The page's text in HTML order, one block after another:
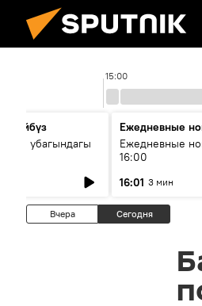
15:00
өз убагындагы
Ежедневные
Ежедневные
16:00
16:01 3 мин
Вчера Сегодня